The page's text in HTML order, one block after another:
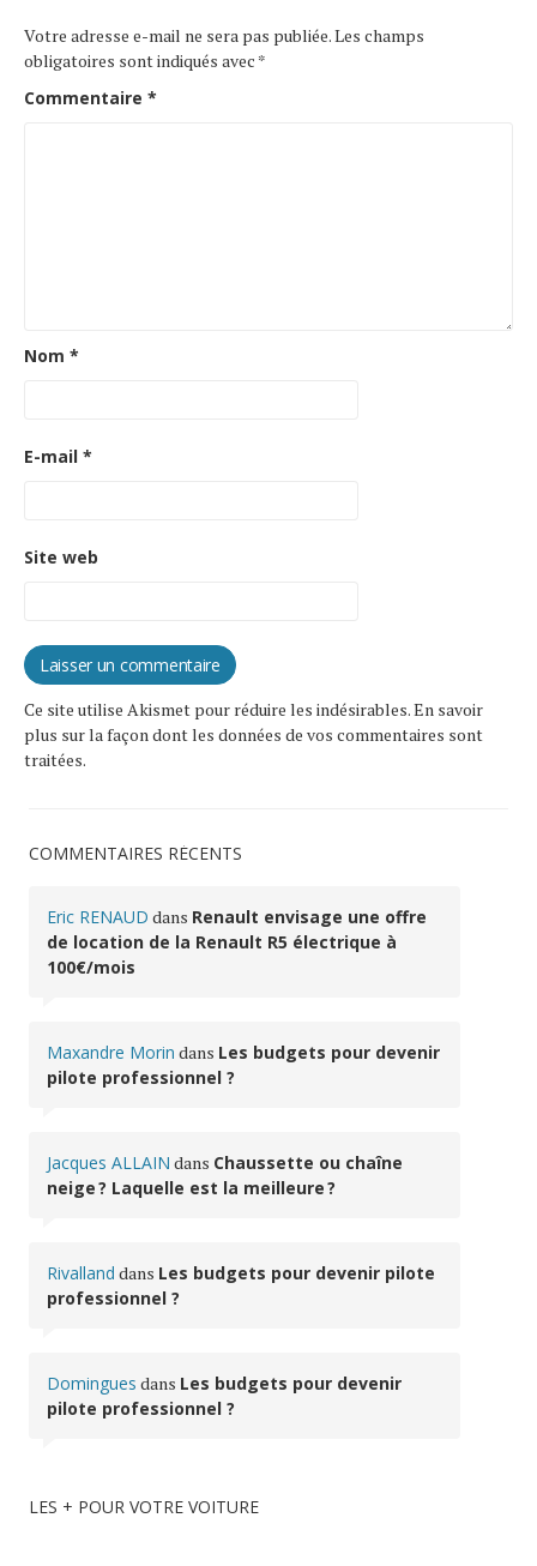
Votre adresse e-mail ne sera pas publiée.Les champs
obligatoires sont indiqués avec *
Commentaire *
Nom *
E-mail *
Site web
Ce site utilise Akismet pour réduire les indésirables.En savoir
plus sur la façon dont les données de vos commentaires sont
traitées.
COMMENTAIRES RÉCENTS
Eric RENAUD dans Renault envisage une offre
de location de la Renault R5 électrique à
100€/mois
Maxandre Morin dans Les budgets pour devenir
pilote professionnel ?
Jacques ALLAIN dans Chaussette ou chaîne
neige ? Laquelle est la meilleure ?
Rivalland dans Les budgets pour devenir pilote
professionnel ?
Domingues dans Les budgets pour devenir
pilote professionnel ?
LES + POUR VOTRE VOITURE